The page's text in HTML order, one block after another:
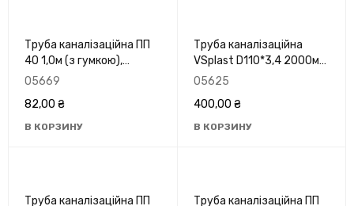
Труба каналізаційна ПП
40 1,0м (з гумкою),
Польща
05669
82,00 ₴
В КОРЗИНУ
Труба каналізаційна
VSplast D110*3,4 2000мм
зовнішня оранж.
05625
400,00 ₴
В КОРЗИНУ
Труба каналізаційна ПП
Труба каналізаційна ПП